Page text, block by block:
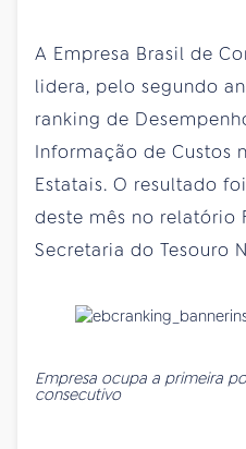
A Empresa Brasil de
lidera, pelo segundo
ranking de
Informação de Custos
Estatais. O resultado
deste mês no relatório
Secretaria do Tesouro
Empresa ocupa a primeira
consecutivo